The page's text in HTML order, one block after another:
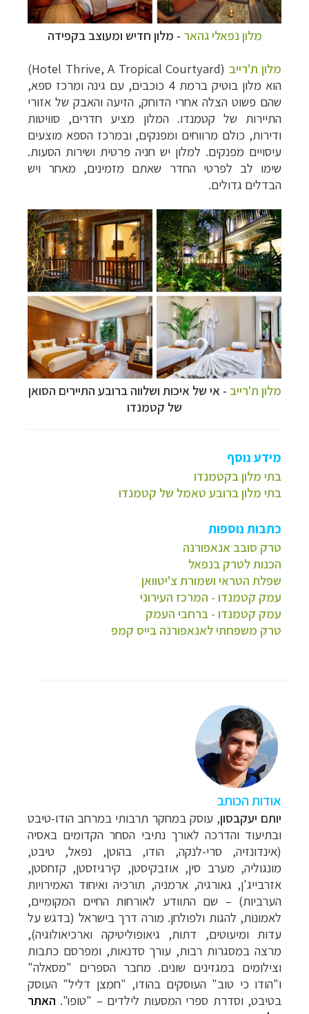
מלון נפאלי גהאר - מלון חדיש ומעוצב בקפידה
מלון ת'רייב
(Hotel Thrive, A Tropical Courtyard)
הוא מלון בוטיק ברמת 4 כוכבים, עם גינה ומרכז ספא,
שהם פשוט הצלה אחרי הדוחק, הזיעה והאבק של אזורי
התיירות של קטמנדו. המלון מציע חדרים, סוויטות
ודירות, כולם מרווחים ומפנקים, ובמרכז הספא מוצעים
עיסויים מפנקים. למלון יש חניה פרטית ושירות הסעות.
שימו לב לפרטי החדר שאתם מזמינים, מאחר ויש
הבדלים גדולים.
מלון ת'רייב - אי של איכות ושלווה ברובע התיירים הסואן
של קטמנדו
מידע נוסף
בתי מלון בקטמנדו
בתי מלון ברובע טאמל של קטמנדו
כתבות נוספות
טרק סובב אנאפורנה
הכנות לטרק בנפאל
שפלת הטראי ושמורת צ'יטוואן
עמק קטמנדו - המרכז העירוני
עמק קטמנדו - ברחבי העמק
טרק משפחתי לאנאפורנה בייס קמפ
אודות הכותב
יותם יעקבסון, עוסק במחקר תרבותי במרחב הודו-טיבט
ובתיעוד והדרכה לאורך נתיבי הסחר הקדומים באסיה
(אינדונזיה, סרי-לנקה, הודו, בהוטן, נפאל, טיבט,
מונגוליה, מערב סין, אוזבקיסטן, קירגיזסטן, קזחסטן,
אזרבייג'ן, גאורגיה, ארמניה, תורכיה ואיחוד האמירויות
הערביות) – שם התוודע לאורחות החיים המקומיים,
לאמונות, להגות ולפולחן. מורה דרך בישראל (בדגש על
עדות ומיעוטים, דתות, גיאופוליטיקה וארכיאולוגיה),
מרצה במסגרות רבות, עורך סדנאות, ומפרסם כתבות
וצילומים במגזינים שונים. מחבר הספרים "מסאלה"
ו"הודו כי טוב" העוסקים בהודו, "חמצן דליל" העוסק
בטיבט, וסדרת ספרי המסעות לילדים – "טופו". האתר